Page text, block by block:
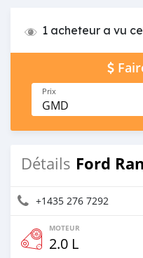
1 acheteur a vu
Prix
GMD
Détails Ford
+1435 276 7292
MOTEUR
2.0 L